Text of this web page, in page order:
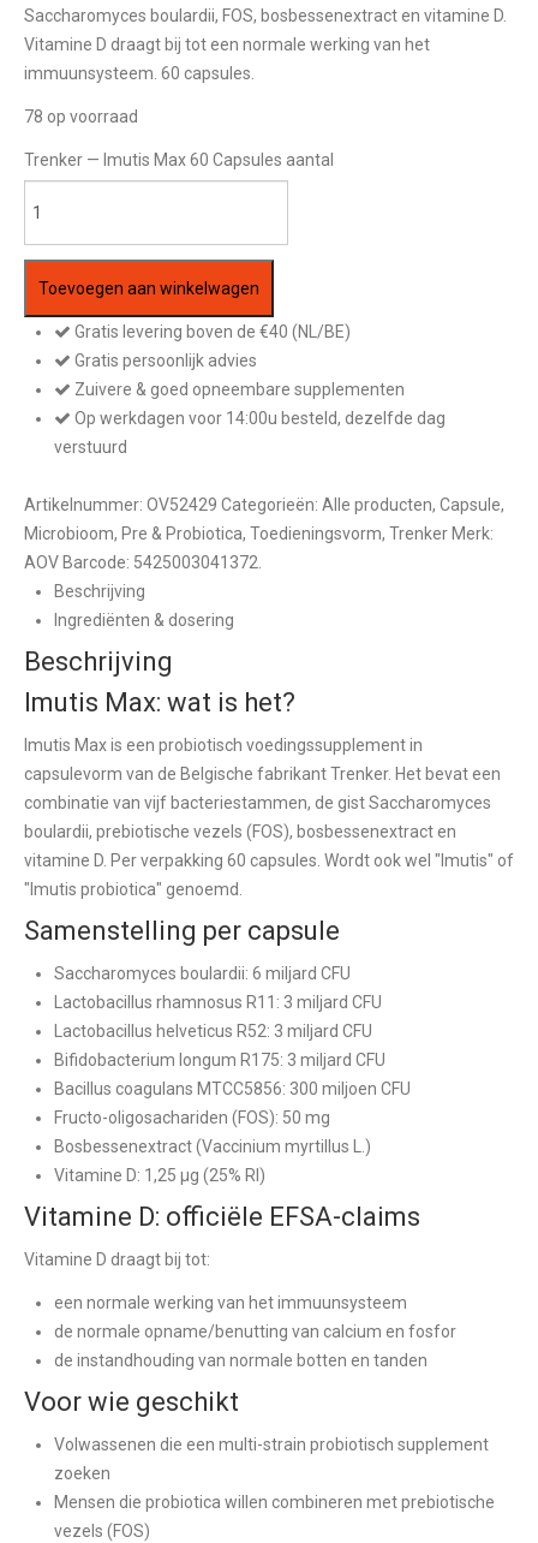
Saccharomyces boulardii, FOS, bosbessenextract en vitamine D.
Vitamine D draagt bij tot een normale werking van het
immuunsysteem. 60 capsules.
78 op voorraad
Trenker — Imutis Max 60 Capsules aantal
Toevoegen aan winkelwagen
Gratis levering boven de €40 (NL/BE)
Gratis persoonlijk advies
Zuivere & goed opneembare supplementen
Op werkdagen voor 14:00u besteld, dezelfde dag
verstuurd
Artikelnummer: OV52429 Categorieën: Alle producten, Capsule,
Microbioom, Pre & Probiotica, Toedieningsvorm, Trenker Merk:
AOV Barcode: 5425003041372.
Beschrijving
Ingrediënten & dosering
Beschrijving
Imutis Max: wat is het?
Imutis Max is een probiotisch voedingssupplement in
capsulevorm van de Belgische fabrikant Trenker. Het bevat een
combinatie van vijf bacteriestammen, de gist Saccharomyces
boulardii, prebiotische vezels (FOS), bosbessenextract en
vitamine D. Per verpakking 60 capsules. Wordt ook wel "Imutis" of
"Imutis probiotica" genoemd.
Samenstelling per capsule
Saccharomyces boulardii: 6 miljard CFU
Lactobacillus rhamnosus R11: 3 miljard CFU
Lactobacillus helveticus R52: 3 miljard CFU
Bifidobacterium longum R175: 3 miljard CFU
Bacillus coagulans MTCC5856: 300 miljoen CFU
Fructo-oligosachariden (FOS): 50 mg
Bosbessenextract (Vaccinium myrtillus L.)
Vitamine D: 1,25 µg (25% RI)
Vitamine D: officiële EFSA-claims
Vitamine D draagt bij tot:
een normale werking van het immuunsysteem
de normale opname/benutting van calcium en fosfor
de instandhouding van normale botten en tanden
Voor wie geschikt
Volwassenen die een multi-strain probiotisch supplement
zoeken
Mensen die probiotica willen combineren met prebiotische
vezels (FOS)